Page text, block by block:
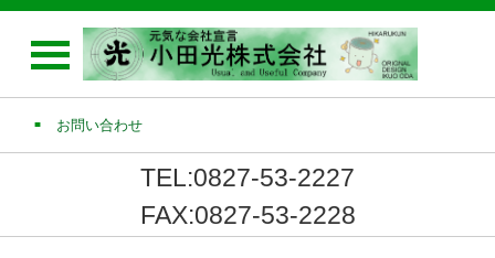
お問い合わせ
TEL:0827-53-2227
FAX:0827-53-2228